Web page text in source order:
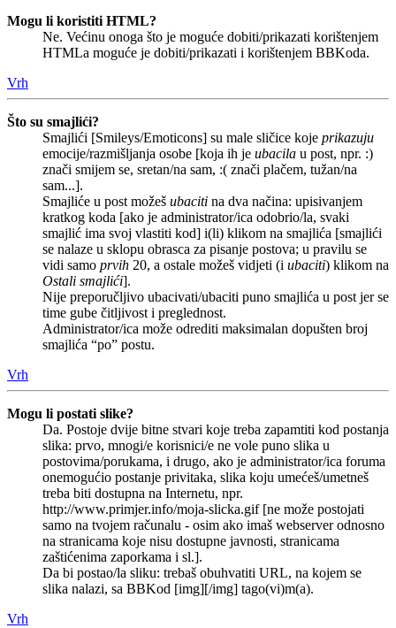
Mogu li koristiti HTML?
Ne. Većinu onoga što je moguće dobiti/prikazati korištenjem
HTMLa moguće je dobiti/prikazati i korištenjem BBKoda.
Vrh
Što su smajlići?
Smajlići [Smileys/Emoticons] su male sličice koje prikazuju
emocije/razmišljanja osobe [koja ih je ubacila u post, npr. :)
znači smijem se, sretan/na sam, :( znači plačem, tužan/na
sam...].
Smajliće u post možeš ubaciti na dva načina: upisivanjem
kratkog koda [ako je administrator/ica odobrio/la, svaki
smajlić ima svoj vlastiti kod] i(li) klikom na smajlića [smajlići
se nalaze u sklopu obrasca za pisanje postova; u pravilu se
vidi samo prvih 20, a ostale možeš vidjeti (i ubaciti) klikom na
Ostali smajlići].
Nije preporučljivo ubacivati/ubaciti puno smajlića u post jer se
time gube čitljivost i preglednost.
Administrator/ica može odrediti maksimalan dopušten broj
smajlića “po” postu.
Vrh
Mogu li postati slike?
Da. Postoje dvije bitne stvari koje treba zapamtiti kod postanja
slika: prvo, mnogi/e korisnici/e ne vole puno slika u
postovima/porukama, i drugo, ako je administrator/ica foruma
onemogućio postanje privitaka, slika koju umećeš/umetneš
treba biti dostupna na Internetu, npr.
http://www.primjer.info/moja-slicka.gif [ne može postojati
samo na tvojem računalu - osim ako imaš webserver odnosno
na stranicama koje nisu dostupne javnosti, stranicama
zaštićenima zaporkama i sl.].
Da bi postao/la sliku: trebaš obuhvatiti URL, na kojem se
slika nalazi, sa BBKod [img][/img] tago(vi)m(a).
Vrh